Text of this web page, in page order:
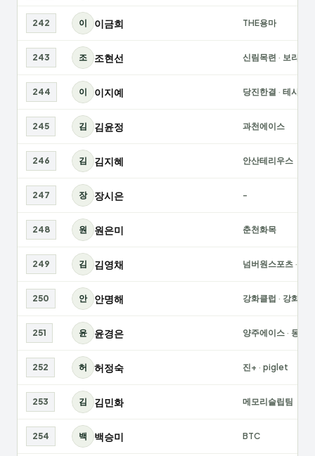
242 이 이금희 THE용마
243 조 조현선 신림목련 · 보라매
244 이 이지예 당진한결 · 테사랑
245 김 김윤정 과천에이스
246 김 김지혜 안산테리우스
247 장 장시은 -
248 원 원은미 춘천화목
249 김 김영채 넘버원스포츠 ·
250 안 안명해 강화클럽 · 강화여
251 윤 윤경은 양주에이스 · 동두
252 허 허정숙 진+ · piglet
253 김 김민화 메모리슬립팀
254 백 백승미 BTC